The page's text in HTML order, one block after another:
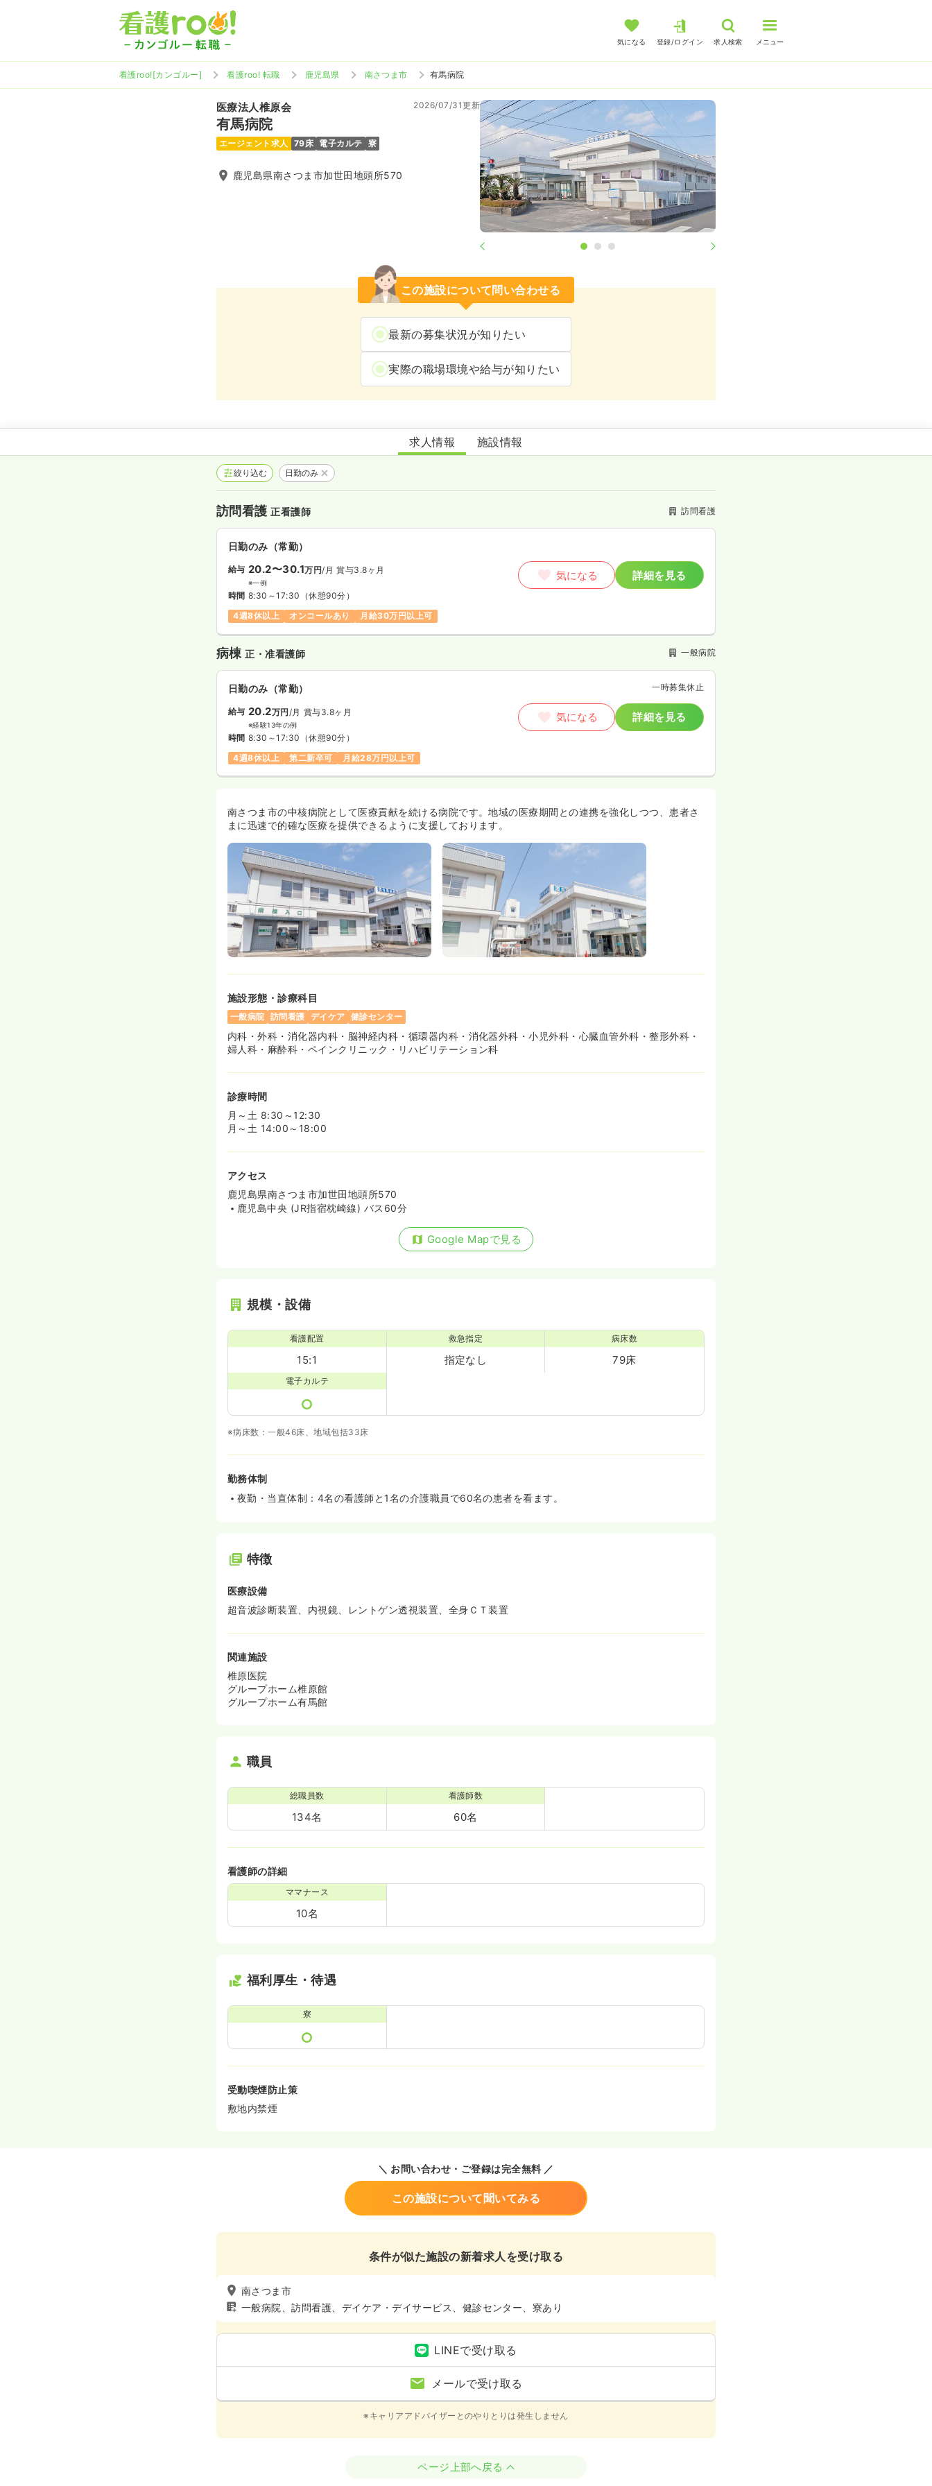
気になる 登録/ログイン 求人検索 メニュー
看護roo![カンゴルー] 看護roo! 転職 鹿児島県 南さつま市 有馬病院
医療法人椎原会
有馬病院
2026/07/31更新
エージェント求人 79床 電子カルテ 寮
鹿児島県南さつま市加世田地頭所570
この施設について問い合わせる
最新の募集状況が知りたい
実際の職場環境や給与が知りたい
有馬病院
求人情報 施設情報
絞り込む 日勤のみ
訪問看護正看護師 訪問看護
日勤のみ（常勤）
給与 20.2〜30.1万円/月 賞与3.8ヶ月
※一例
時間 8:30～17:30 （休憩90分）
4週8休以上
オンコールあり 月給30万円以上可
気になる 詳細を見る
病棟正・准看護師 一般病院
日勤のみ（常勤） 一時募集休止
給与 20.2万円 /月 賞与3.8ヶ月
※経験13年の例
時間 8:30～17:30 （休憩90分）
4週8休以上
第二新卒可 月給28万円以上可
気になる 詳細を見る
南さつま市の中核病院として医療貢献を続ける病院です。地域の医療期間との連携を強化しつつ、患者さ
まに迅速で的確な医療を提供できるように支援しております。
施設形態・診療科目
一般病院 訪問看護 デイケア 健診センター
内科・外科・消化器内科・脳神経内科・循環器内科・消化器外科・小児外科・心臓血管外科・整形外科・
婦人科・麻酔科・ペインクリニック・リハビリテーション科
診療時間
月～土 8:30～12:30
月～土 14:00～18:00
アクセス
鹿児島県南さつま市加世田地頭所570
鹿児島中央 (JR指宿枕崎線) バス60分
Google Mapで見る
規模・設備
看護配置
15:1
救急指定
指定なし
病床数
79床
電子カルテ
※病床数：一般46床、地域包括33床
勤務体制
夜勤・当直体制：4名の看護師と1名の介護職員で60名の患者を看ます。
特徴
医療設備
超音波診断装置、内視鏡、レントゲン透視装置、全身ＣＴ装置
関連施設
椎原医院
グループホーム椎原館
グループホーム有馬館
職員
総職員数
134名
看護師数
60名
看護師の詳細
ママナース
10名
福利厚生・待遇
寮
受動喫煙防止策
敷地内禁煙
＼ お問い合わせ・ご登録は完全無料 ／
この施設について聞いてみる
条件が似た施設の新着求人を受け取る
南さつま市
一般病院、訪問看護、デイケア・デイサービス、健診センター、寮あり
LINEで受け取る
メールで受け取る
※キャリアアドバイザーとのやりとりは発生しません
ページ上部へ戻る